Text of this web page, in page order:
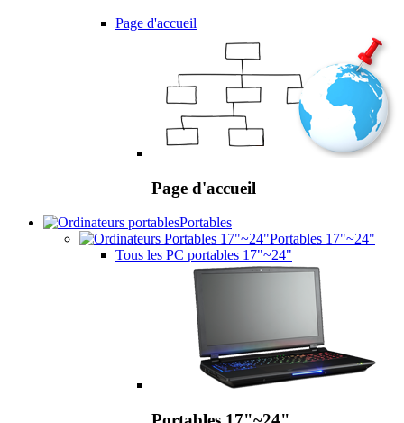
Page d'accueil
Page d'accueil
Portables
Portables 17"~24"
Tous les PC portables 17"~24"